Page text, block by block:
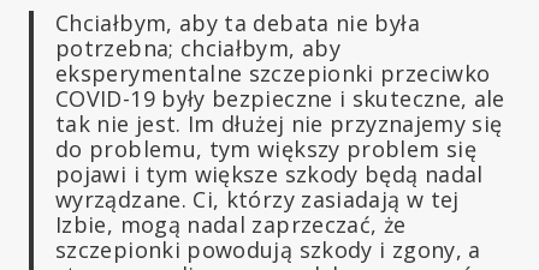
Chciałbym, aby ta debata nie była
potrzebna; chciałbym, aby
eksperymentalne szczepionki przeciwko
COVID-19 były bezpieczne i skuteczne, ale
tak nie jest. Im dłużej nie przyznajemy się
do problemu, tym większy problem się
pojawi i tym większe szkody będą nadal
wyrządzane. Ci, którzy zasiadają w tej
Izbie, mogą nadal zaprzeczać, że
szczepionki powodują szkody i zgony, a